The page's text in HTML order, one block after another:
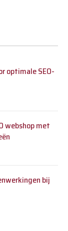
optimale SEO-
webshop met
bij